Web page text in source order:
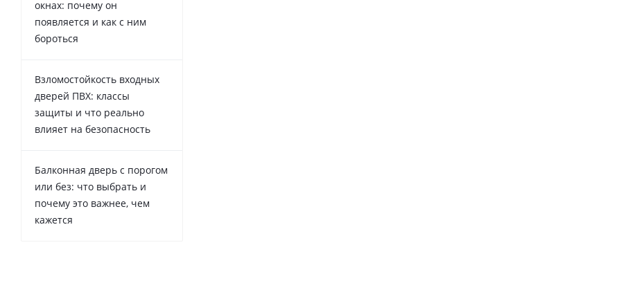
окнах: почему он
появляется и как с ним
бороться
Взломостойкость входных
дверей ПВХ: классы
защиты и что реально
влияет на безопасность
Балконная дверь с порогом
или без: что выбрать и
почему это важнее, чем
кажется